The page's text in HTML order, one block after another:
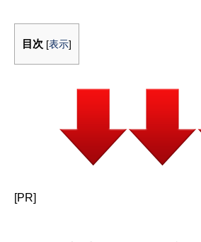
目次 [表示]
[PR]